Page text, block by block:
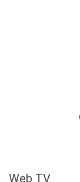
Web TV